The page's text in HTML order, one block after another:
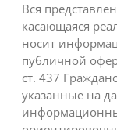
Вся
касающаяся
носит
публичной
ст. 437
указанные на